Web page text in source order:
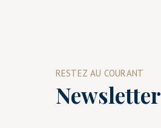
RESTEZ AU COURANT
Newsletter